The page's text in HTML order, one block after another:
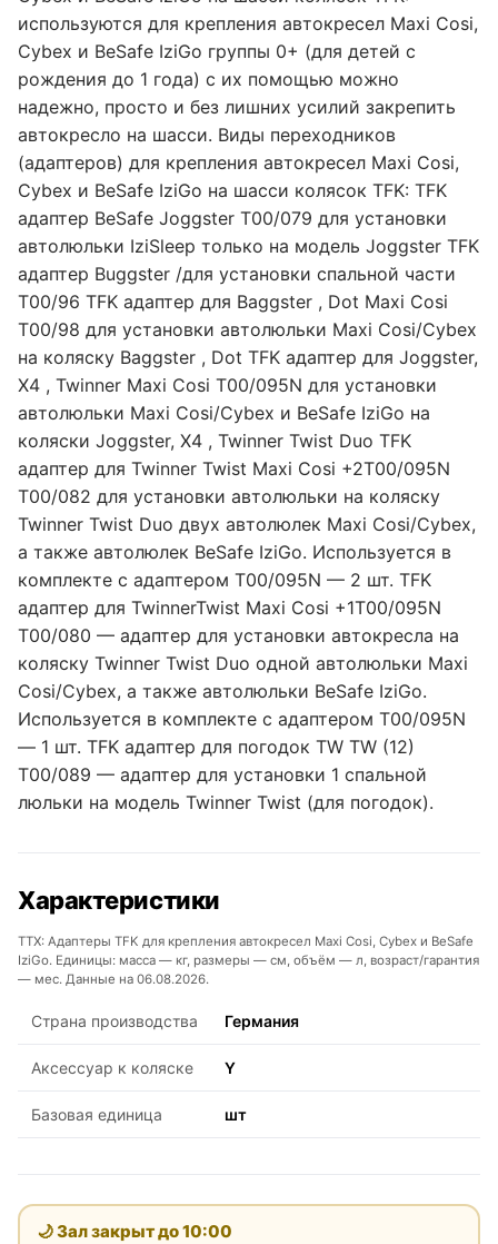
используются для крепления автокресел Maxi Cosi,
Cybex и BeSafe IziGo группы 0+ (для детей с
рождения до 1 года) с их помощью можно
надежно, просто и без лишних усилий закрепить
автокресло на шасси. Виды переходников
(адаптеров) для крепления автокресел Maxi Cosi,
Cybex и BeSafe IziGo на шасси колясок TFK: TFK
адаптер BeSafe Joggster T00/079 для установки
автолюльки IziSleep только на модель Joggster TFK
адаптер Buggster /для установки спальной части
T00/96 TFK адаптер для Baggster , Dot Maxi Cosi
T00/98 для установки автолюльки Maxi Cosi/Cybex
на коляску Baggster , Dot TFK адаптер для Joggster,
X4 , Twinner Maxi Cosi T00/095N для установки
автолюльки Maxi Cosi/Cybex и BeSafe IziGo на
коляски Joggster, X4 , Twinner Twist Duo TFK
адаптер для Twinner Twist Maxi Cosi +2T00/095N
T00/082 для установки автолюльки на коляску
Twinner Twist Duo двух автолюлек Maxi Cosi/Cybex,
а также автолюлек BeSafe IziGo. Используется в
комплекте с адаптером T00/095N — 2 шт. TFK
адаптер для TwinnerTwist Maxi Cosi +1T00/095N
T00/080 — адаптер для установки автокресла на
коляску Twinner Twist Duo одной автолюльки Maxi
Cosi/Cybex, а также автолюльки BeSafe IziGo.
Используется в комплекте с адаптером T00/095N
— 1 шт. TFK адаптер для погодок TW TW (12)
T00/089 — адаптер для установки 1 спальной
люльки на модель Twinner Twist (для погодок).
Характеристики
ТТХ: Адаптеры TFK для крепления автокресел Maxi Cosi, Cybex и BeSafe
IziGo. Единицы: масса — кг, размеры — см, объём — л, возраст/гарантия
— мес. Данные на 06.08.2026.
Страна производства Германия
Аксессуар к коляске Y
Базовая единица шт
🌙 Зал закрыт до10:00